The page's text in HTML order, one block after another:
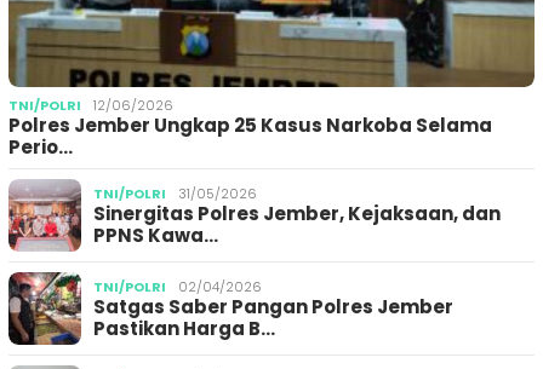
TNI/POLRI 12/06/2026
Polres Jember Ungkap 25 Kasus Narkoba Selama
Perio…
TNI/POLRI 31/05/2026
Sinergitas Polres Jember, Kejaksaan, dan
PPNS Kawa…
TNI/POLRI 02/04/2026
Satgas Saber Pangan Polres Jember
Pastikan Harga B…